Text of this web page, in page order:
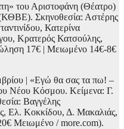
του Αριστοφάνη (Θέατρο)
Σκηνοθεσία: Αστέρης
Κατερίνα
Κρατερός Κατσούλης,
17€ | Μειωμένο 14€-8€
| «Εγώ θα σας τα πω! –
Νέου Κόσμου. Κείμενα: Γ.
Βαγγέλης
Ελ. Κοκκίδου, Δ. Μακαλιάς,
Μειωμένο / more.com).